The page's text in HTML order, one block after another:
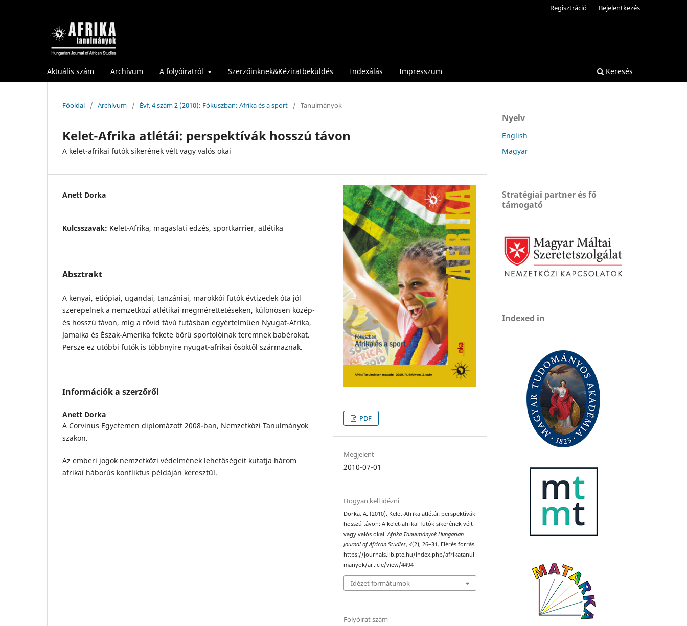
Aktuális szám Archívum A folyóiratról Szerzőinknek&Kéziratbeküldés Indexálás Impresszum Keresés
Regisztráció Bejelentkezés
Főoldal / Archívum / Évf. 4 szám 2 (2010): Fókuszban: Afrika és a sport / Tanulmányok
Kelet-Afrika atlétái: perspektívák hosszú távon
A kelet-afrikai futók sikerének vélt vagy valós okai
Anett Dorka
Kulcsszavak: Kelet-Afrika, magaslati edzés, sportkarrier, atlétika
Absztrakt
A kenyai, etiópiai, ugandai, tanzániai, marokkói futók évtizedek óta jól
szerepelnek a nemzetközi atlétikai megmérettetéseken, különösen közép-
és hosszú távon, míg a rövid távú futásban egyértelműen Nyugat-Afrika,
Jamaika és Észak-Amerika fekete bőrű sportolóinak teremnek babérokat.
Persze ez utóbbi futók is többnyire nyugat-afrikai ősöktől származnak.
Információk a szerzőről
Anett Dorka
A Corvinus Egyetemen diplomázott 2008-ban, Nemzetközi Tanulmányok
szakon.
Az emberi jogok nemzetközi védelmének lehetőségeit kutatja három
afrikai háborús konfliktus példáján keresztül.
PDF
Megjelent
2010-07-01
Hogyan kell idézni
Dorka, A. (2010). Kelet-Afrika atlétái: perspektívák
hosszú távon: A kelet-afrikai futók sikerének vélt
vagy valós okai.Afrika Tanulmányok Hungarian
Journal of African Studies,4(2), 26–31. Elérés forrás
https://journals.lib.pte.hu/index.php/afrikatanul
manyok/article/view/4494
Idézet formátumok
Folyóirat szám
Nyelv
English
Magyar
Stratégiai partner és fő
támogató
Indexed in